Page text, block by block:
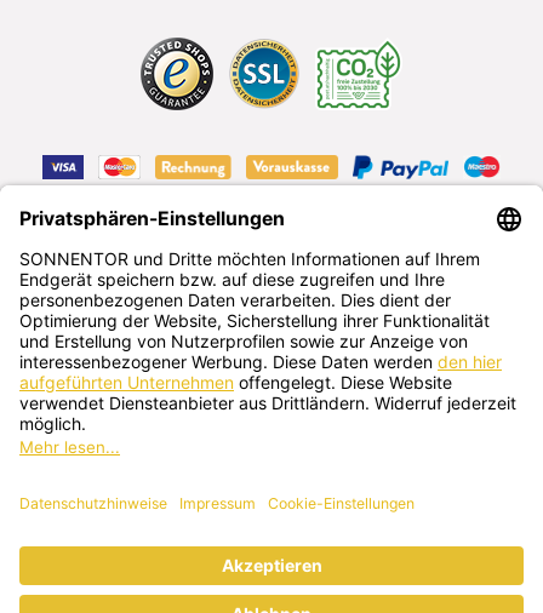
Deutsch
SONNENTOR Kräuterhandels GMBH
Sprögnitz 10, 3913 Sprögnitz, Österreich
deine Fragen